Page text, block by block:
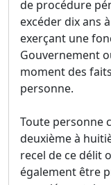
de procédure
excéder dix ans
exerçant une
Gouvernement
moment des
personne.
Toute personne
deuxième à
recel de ce délit
également être